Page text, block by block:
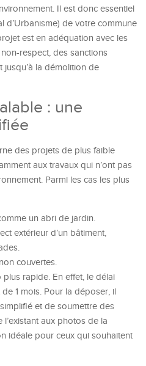
Il est donc essentiel
d’Urbanisme) de votre commune
est en adéquation avec les
respect, des sanctions
jusqu’à la démolition de
: une
des projets de plus faible
aux travaux qui n’ont pas
Parmi les cas les plus
un abri de jardin.
extérieur d’un bâtiment,
couvertes.
rapide. En effet, le délai
1 mois. Pour la déposer, il
et de soumettre des
aux photos de la
idéale pour ceux qui souhaitent